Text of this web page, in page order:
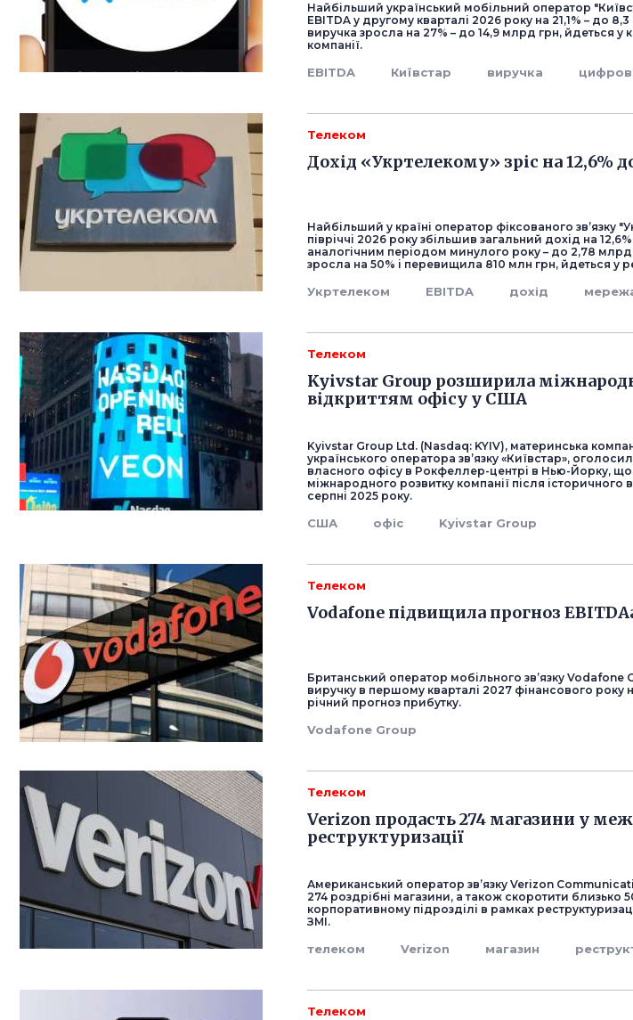
Найбільший український мобільний оператор
EBITDA у другому кварталі 2026 року на 21,1% – до
виручка зросла на 27% – до 14,9 млрд грн, йдеться у
компанії.
EBITDA Київстар виручка
Телеком
Дохід «Укртелекому» зріс на 12,6%
Найбільший у країні оператор фіксованого зв’язку
півріччі 2026 року збільшив загальний дохід на
аналогічним періодом минулого року – до 2,78
зросла на 50% і перевищила 810 млн грн, йдеться у
Укртелеком EBITDA дохід
Телеком
Kyivstar Group розширила
відкриттям офісу у США
Kyivstar Group Ltd. (Nasdaq: KYIV), материнська
українського оператора зв’язку «Київстар»,
власного офісу в Рокфеллер-центрі в Нью-Йорку,
міжнародного розвитку компанії після історичного
серпні 2025 року.
США офіс Kyivstar Group
Телеком
Vodafone підвищила прогноз
Британський оператор мобільного зв’язку Vodafone
виручку в першому кварталі 2027 фінансового року
річний прогноз прибутку.
Vodafone Group
Телеком
Verizon продасть 274 магазини у
реструктуризації
Американський оператор зв’язку Verizon
274 роздрібні магазини, а також скоротити близько
корпоративному підрозділі в рамках
ЗМІ.
телеком Verizon магазин
Телеком